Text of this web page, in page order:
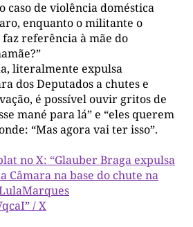
caso de violência doméstica
enquanto o militante o
faz referência à mãe do
literalmente expulsa
dos Deputados a chutes e
é possível ouvir gritos de
mané para lá” e “eles querem
“Mas agora vai ter isso”.
no X: “Glauber Braga expulsa
Câmara na base do chute na
/ X